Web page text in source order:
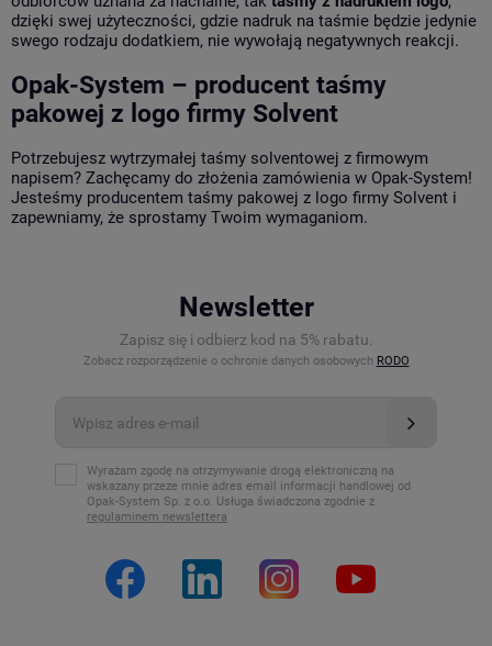
dzięki swej użyteczności, gdzie nadruk na taśmie będzie jedynie
swego rodzaju dodatkiem, nie wywołają negatywnych reakcji.
Opak-System – producent taśmy
pakowej z logo firmy Solvent
Potrzebujesz wytrzymałej taśmy solventowej z firmowym
napisem? Zachęcamy do złożenia zamówienia w Opak-System!
Jesteśmy producentem taśmy pakowej z logo firmy Solvent i
zapewniamy, że sprostamy Twoim wymaganiom.
Newsletter
Zapisz się i odbierz kod na 5% rabatu.
Zobacz rozporządzenie o ochronie danych osobowych RODO
Wyrażam zgodę na otrzymywanie drogą elektroniczną na
wskazany przeze mnie adres email informacji handlowej od
Opak-System Sp. z o.o. Usługa świadczona zgodnie z
regulaminem newslettera